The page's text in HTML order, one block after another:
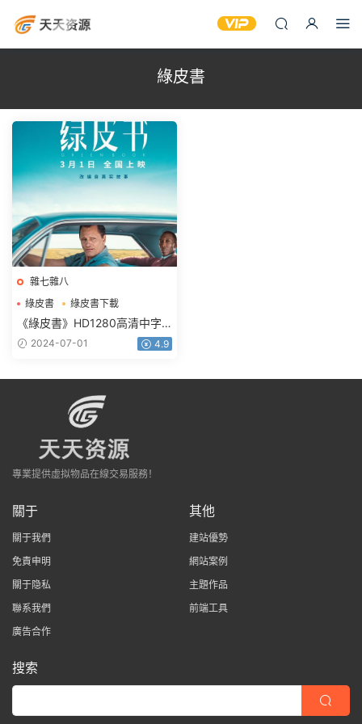
綠皮書
雜七雜八
綠皮書
綠皮書下載
綠皮書電影下載
《綠皮書》HD1280高清中字
版.mp4綠皮書百度網盤下載
2024-07-01 4.9
專業提供虛拟物品在線交易服務！
關于
關于我們
免責申明
關于隐私
聯系我們
廣告合作
其他
建站優勢
網站案例
主題作品
前端工具
搜索